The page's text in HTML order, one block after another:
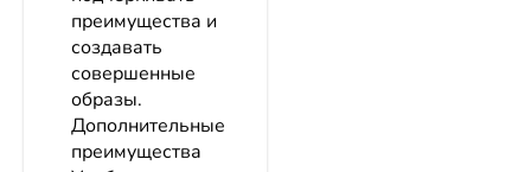
преимущества и
создавать
совершенные
образы.
Дополнительные
преимущества